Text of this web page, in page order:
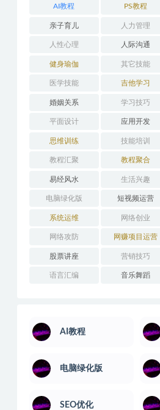
AI教程 PS教程
亲子育儿 人力管理
人性心理 人际沟通
健身瑜伽 其它技能
医学技能 吉他学习
婚姻关系 学习技巧
平面设计 应用开发
思维训练 技能培训
教程汇聚 教程聚合
易经风水 生活兴趣
电脑绿化版 短视频运营
系统运维 网络创业
网络攻防 网赚项目运营
股票讲座 营销技巧
语言汇编 音乐舞蹈
AI教程
电脑绿化版
SEO优化